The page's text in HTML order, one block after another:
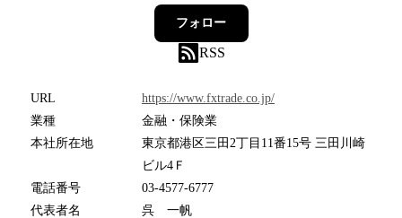
フォロー
RSS
URL
https://www.fxtrade.co.jp/
業種
金融・保険業
本社所在地
東京都港区三田2丁目11番15号 三田川崎
ビル4Ｆ
電話番号
03-4577-6777
代表者名
呉 一帆